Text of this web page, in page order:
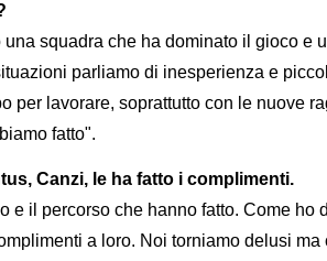
squadra che ha dominato il gioco e
parliamo di inesperienza e
per lavorare, soprattutto con le nuove
fatto".
Canzi, le ha fatto i complimenti.
e il percorso che hanno fatto. Come ho
a loro. Noi torniamo delusi